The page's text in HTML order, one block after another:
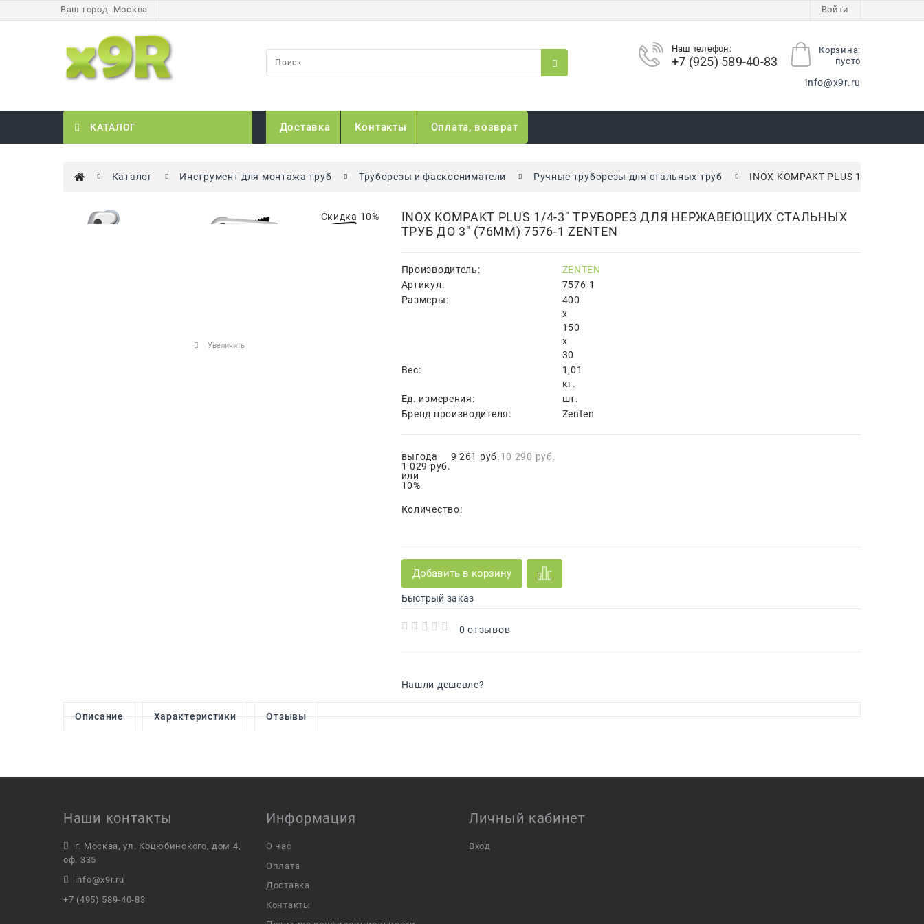
Ваш город: Москва Войти
Корзина:
пусто
Наш телефон:
+7 (925) 589-40-83
info@x9r.ru
КАТАЛОГ Доставка Контакты Оплата, возврат
Каталог Инструмент для монтажа труб Труборезы и фаскосниматели Ручные труборезы для стальных труб INOX KOMPAKT PLUS 1/4-3"
Скидка 10%
Увеличить
INOX KOMPAKT PLUS 1/4-3" ТРУБОРЕЗ ДЛЯ НЕРЖАВЕЮЩИХ СТАЛЬНЫХ
ТРУБ ДО 3" (76ММ) 7576-1 ZENTEN
Производитель:
ZENTEN
Артикул:
7576-1
Размеры:
400
x
150
x
30
Вес:
1,01
кг.
Ед. измерения:
шт.
Бренд производителя:
Zenten
10 290 руб.
9 261 руб.
выгода
1 029 руб.
или
10%
Количество:
Добавить в корзину
Быстрый заказ
0 отзывов
Нашли дешевле?
Описание Характеристики Отзывы
Наши контакты
г. Москва, ул. Коцюбинского, дом 4,
оф. 335
info@x9r.ru
+7 (495) 589-40-83
Информация
О нас
Оплата
Доставка
Контакты
Личный кабинет
Вход